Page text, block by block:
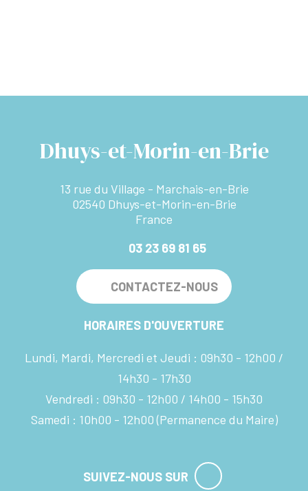
Dhuys-et-Morin-en-Brie
13 rue du Village - Marchais-en-Brie
02540 Dhuys-et-Morin-en-Brie
France
03 23 69 81 65
CONTACTEZ-NOUS
HORAIRES D'OUVERTURE
Lundi, Mardi, Mercredi et Jeudi : 09h30 - 12h00
14h30 - 17h30
Vendredi : 09h30 - 12h00
14h00 - 15h30
Samedi : 10h00 - 12h00 (Permanence du Maire)
SUIVEZ-NOUS SUR